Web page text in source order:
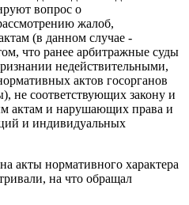
вопрос о
жалоб,
(в данном случае -
что ранее арбитражные суды
недействительными,
актов госорганов
не соответствующих закону и
актам и нарушающих права и
и индивидуальных
акты нормативного характера
на что обращал